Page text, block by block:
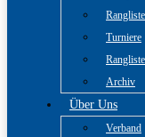
Turniere
Archiv
Über Uns
Verband